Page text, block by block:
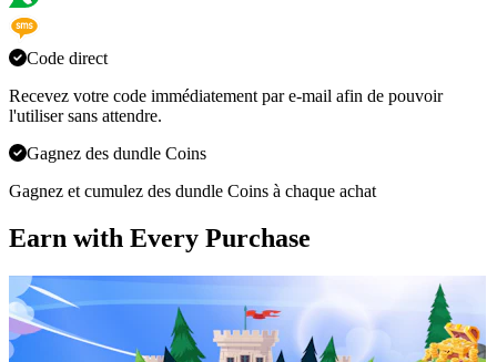
Code direct
Recevez votre code immédiatement par e-mail afin de pouvoir
l'utiliser sans attendre.
Gagnez des dundle Coins
Gagnez et cumulez des dundle Coins à chaque achat
Earn with Every Purchase